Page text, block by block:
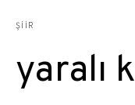
ŞIIR
yaralı